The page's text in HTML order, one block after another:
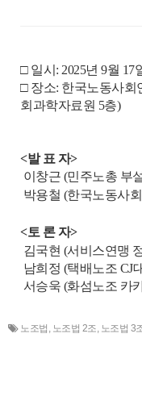
□ 일시: 2025년 9월 17
□ 장소: 한국노동사회
회과학자료원 5층)
<발 표 자>
이창근 (민주노총 부
박용철 (한국노동사
<토 론 자>
김국현 (서비스연맹
남희정 (택배노조 CJ
서승욱 (화섬노조 카
노조법 , 노조법 2조, 노조법 3